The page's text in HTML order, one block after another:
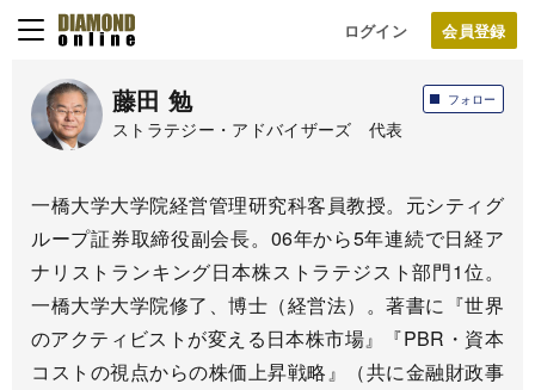
ログイン
フォロー
藤田 勉
ストラテジー・アドバイザーズ 代表
一橋大学大学院経営管理研究科客員教授。元シティグ
ループ証券取締役副会長。06年から5年連続で日経ア
ナリストランキング日本株ストラテジスト部門1位。
一橋大学大学院修了、博士（経営法）。著書に『世界
のアクティビストが変える日本株市場』『PBR・資本
コストの視点からの株価上昇戦略』（共に金融財政事